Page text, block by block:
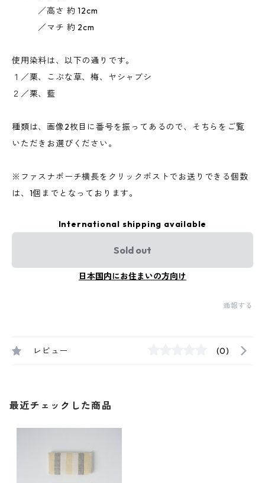
／高さ 約 12cm
／マチ 約 2cm
使用染料は、以下の通りです。
１／栗、こぶな草、梅、ヤシャブシ
２／栗、藍
種類は、画像2枚目に番号を振ってあるので、そちらをご覧
いただきお選びください。
※ファスナポーチ横長をクリックポストでお送りできる個数
は、1個までとなっております。
International shipping available
Sold out
日本国内にお住まいの方向け
通報する
レビュー (0)
最近チェックした商品